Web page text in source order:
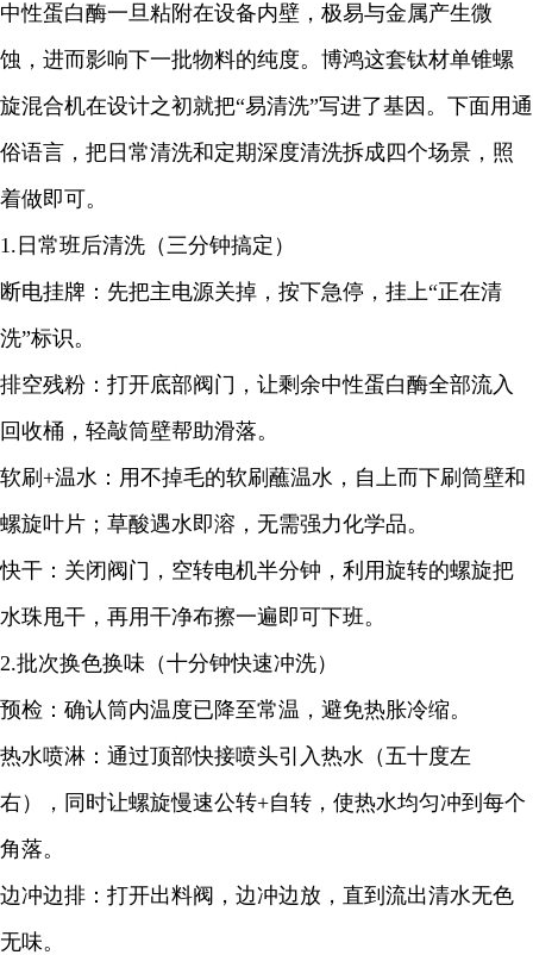
中性蛋白酶一旦粘附在设备内壁，极易与金属产生微
蚀，进而影响下一批物料的纯度。博鸿这套钛材单锥螺
旋混合机在设计之初就把“易清洗”写进了基因。下面用通
俗语言，把日常清洗和定期深度清洗拆成四个场景，照
着做即可。
1.日常班后清洗（三分钟搞定）
断电挂牌：先把主电源关掉，按下急停，挂上“正在清
洗”标识。
排空残粉：打开底部阀门，让剩余中性蛋白酶全部流入
回收桶，轻敲筒壁帮助滑落。
软刷+温水：用不掉毛的软刷蘸温水，自上而下刷筒壁和
螺旋叶片；草酸遇水即溶，无需强力化学品。
快干：关闭阀门，空转电机半分钟，利用旋转的螺旋把
水珠甩干，再用干净布擦一遍即可下班。
2.批次换色换味（十分钟快速冲洗）
预检：确认筒内温度已降至常温，避免热胀冷缩。
热水喷淋：通过顶部快接喷头引入热水（五十度左
右），同时让螺旋慢速公转+自转，使热水均匀冲到每个
角落。
边冲边排：打开出料阀，边冲边放，直到流出清水无色
无味。